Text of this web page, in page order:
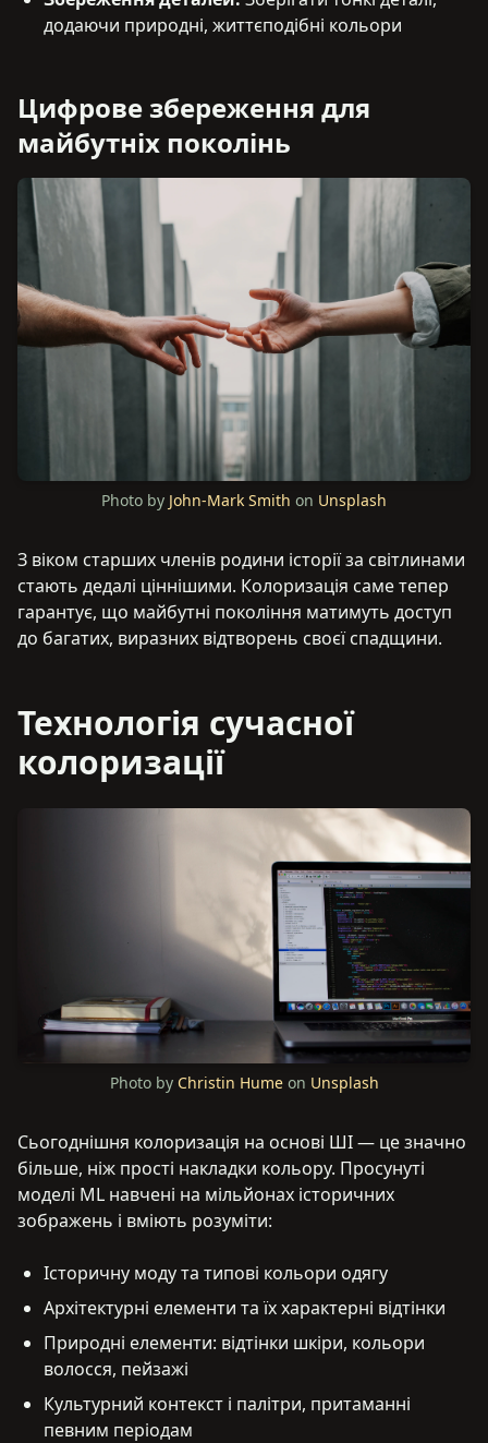
додаючи природні, життєподібні кольори
Цифрове збереження для
майбутніх поколінь
Photo by John-Mark Smith on Unsplash
З віком старших членів родини історії за світлинами
стають дедалі ціннішими. Колоризація саме тепер
гарантує, що майбутні покоління матимуть доступ
до багатих, виразних відтворень своєї спадщини.
Технологія сучасної
колоризації
Photo by Christin Humeon Unsplash
Сьогоднішня колоризація на основі ШІ — це значно
більше, ніж прості накладки кольору. Просунуті
моделі ML навчені на мільйонах історичних
зображень і вміють розуміти:
Історичну моду та типові кольори одягу
Архітектурні елементи та їх характерні відтінки
Природні елементи: відтінки шкіри, кольори
волосся, пейзажі
Культурний контекст і палітри, притаманні
певним періодам